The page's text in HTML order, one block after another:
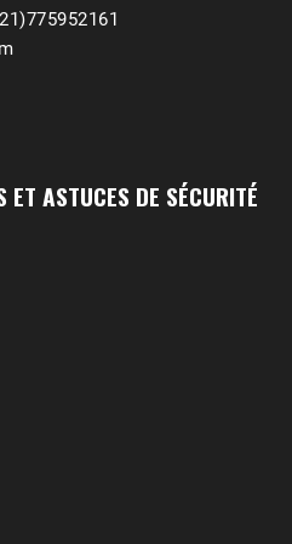
ET ASTUCES DE SÉCURITÉ